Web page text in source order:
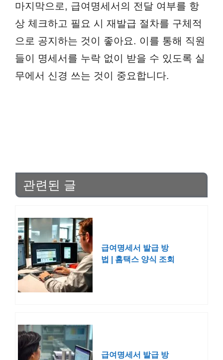
마지막으로, 급여명세서의 전달 여부를 항
상 체크하고 필요 시 재발급 절차를 구체적
으로 공지하는 것이 좋아요. 이를 통해 직원
들이 명세서를 누락 없이 받을 수 있도록 실
무에서 신경 쓰는 것이 중요합니다.
관련된 글
급여명세서 발급 방
법 | 홈택스 양식 조회
급여명세서 발급 방